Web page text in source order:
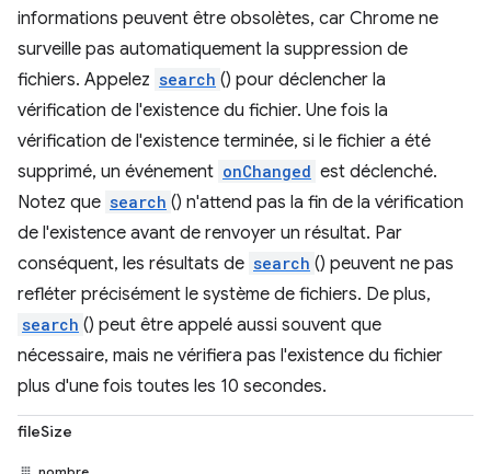
informations peuvent être obsolètes, car Chrome ne
surveille pas automatiquement la suppression de
fichiers. Appelez search () pour déclencher la
vérification de l'existence du fichier. Une fois la
vérification de l'existence terminée, si le fichier a été
supprimé, un événement onChanged est déclenché.
Notez que search () n'attend pas la fin de la vérification
de l'existence avant de renvoyer un résultat. Par
conséquent, les résultats de search () peuvent ne pas
refléter précisément le système de fichiers. De plus,
search () peut être appelé aussi souvent que
nécessaire, mais ne vérifiera pas l'existence du fichier
plus d'une fois toutes les 10 secondes.
fileSize